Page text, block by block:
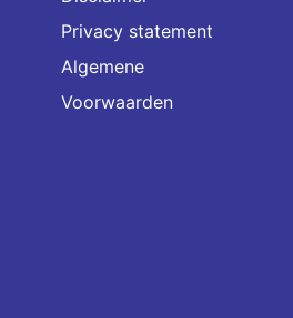
Privacy statement
Algemene
Voorwaarden